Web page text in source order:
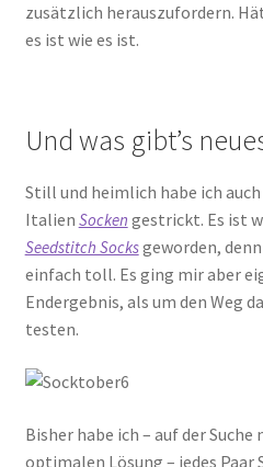
zusätzlich herauszufordern.
es ist wie es ist.
Und was gibt’s
Still und heimlich habe ich
Italien Socken gestrickt. Es ist
Seedstitch Socksgeworden,
einfach toll. Es ging mir aber
Endergebnis, als um den Weg
testen.
Bisher habe ich – auf der Suche
optimalen Lösung – jedes Paar